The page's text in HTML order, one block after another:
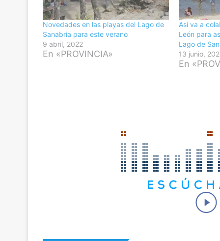
Novedades en las playas del Lago de
Sanabria para este verano
9 abril, 2022
En «PROVINCIA»
Así va a
León para
Lago de
13 junio,
En